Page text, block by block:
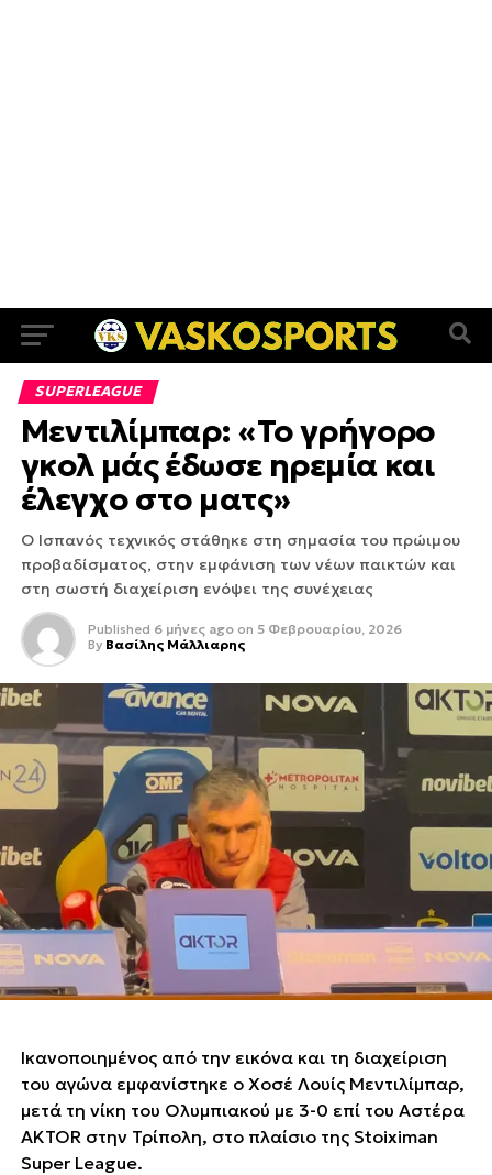
SUPERLEAGUE
Μεντιλίμπαρ: «Το γρήγορο
γκολ μάς έδωσε ηρεμία και
έλεγχο στο ματς»
Ο Ισπανός τεχνικός στάθηκε στη σημασία του πρώιμου
προβαδίσματος, στην εμφάνιση των νέων παικτών και
στη σωστή διαχείριση ενόψει της συνέχειας
Published 6 μήνες ago on 5 Φεβρουαρίου, 2026
By Βασίλης Μάλλιαρης
Ικανοποιημένος από την εικόνα και τη διαχείριση
του αγώνα εμφανίστηκε ο Χοσέ Λουίς Μεντιλίμπαρ,
μετά τη νίκη του Ολυμπιακού με 3-0 επί του Αστέρα
AKTOR στην Τρίπολη, στο πλαίσιο της Stoiximan
Super League.